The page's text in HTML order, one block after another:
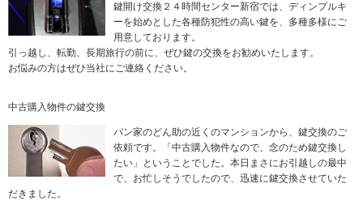
鍵開け交換２４時間センター新宿では、ディンプルキ
ーを始めとした各種防犯性の高い鍵を、多種多様にご
用意しております。
引っ越し、転勤、長期旅行の前に、ぜひ鍵の交換をお勧めいたします。
お悩みの方はぜひ当社にご連絡ください。
中古購入物件の鍵交換
パン家のどん助の近くのマンションから、鍵交換のご
依頼です。「中古購入物件なので、念のため鍵交換し
たい」ということでした。本日まさにお引越しの最中
で、お忙しそうでしたので、迅速に鍵交換させていた
だきました。